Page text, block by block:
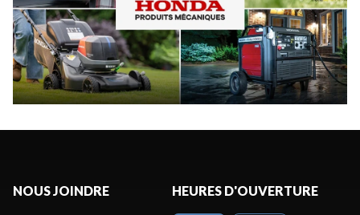
NOUS JOINDRE HEURES D'OUVERTURE